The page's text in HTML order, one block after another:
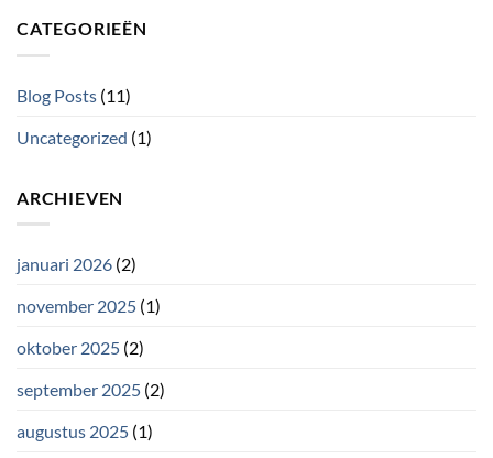
CATEGORIEËN
Blog Posts (11)
Uncategorized (1)
ARCHIEVEN
januari 2026 (2)
november 2025 (1)
oktober 2025 (2)
september 2025 (2)
augustus 2025 (1)